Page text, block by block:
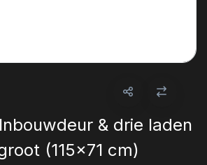
& drie laden
(115x71 cm)